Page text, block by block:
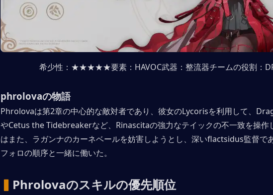
希少性：★★★★★要素：HAVOC武器：整流器チームの役割：
phrolovaの物語
Phrolovaは第2章の中心的な敵対者であり、彼女のLycorisを利用して、
やCetus the Tidebreakerなど、Rinascitaの強力なテイックの不一致を操作
はまた、ラガンナのカーネベールを妨害しようとし、深いflactsidus監督で
フォロの順序と一緒に働いた。
▍ Phrolovaのスキルの優先順位